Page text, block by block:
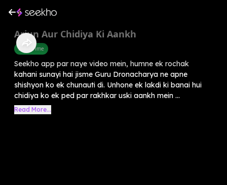
Arjun Aur Chidiya Ki Aankh
Story Time
Seekho app par naye video mein, humne ek rochak
kahani sunayi hai jisme Guru Dronacharya ne apne
shishyon ko ek chunauti di. Unhone ek lakdi ki banai hui
chidiya ko ek ped par rakhkar uski aankh mein ...
Read More...